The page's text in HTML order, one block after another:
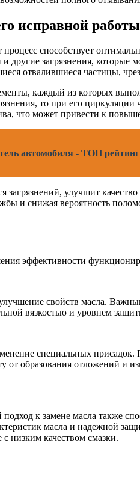
исправной работы
процесс способствует
другие загрязнения, которые
отвалившиеся частицы,
каждый из которых
то при его циркуляции
что может привести к
автомобиля - ТОП
улучшит
и снижая вероятность
эффективности
свойств масла.
вязкостью и уровнем
специальных
образования отложений и
к замене масла также
масла и надежной
низким качеством смазки.